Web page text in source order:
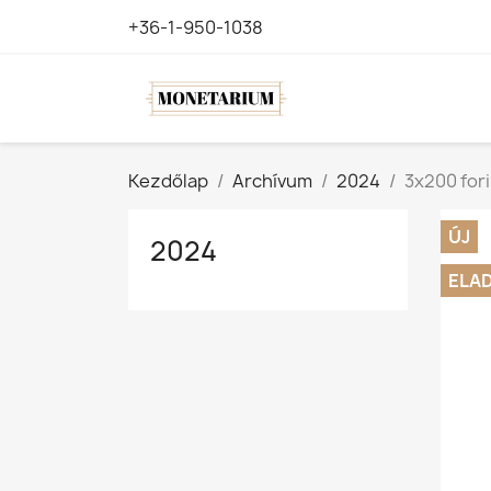
+36-1-950-1038
Kezdőlap Archívum 2024 3x200
2024
ÚJ